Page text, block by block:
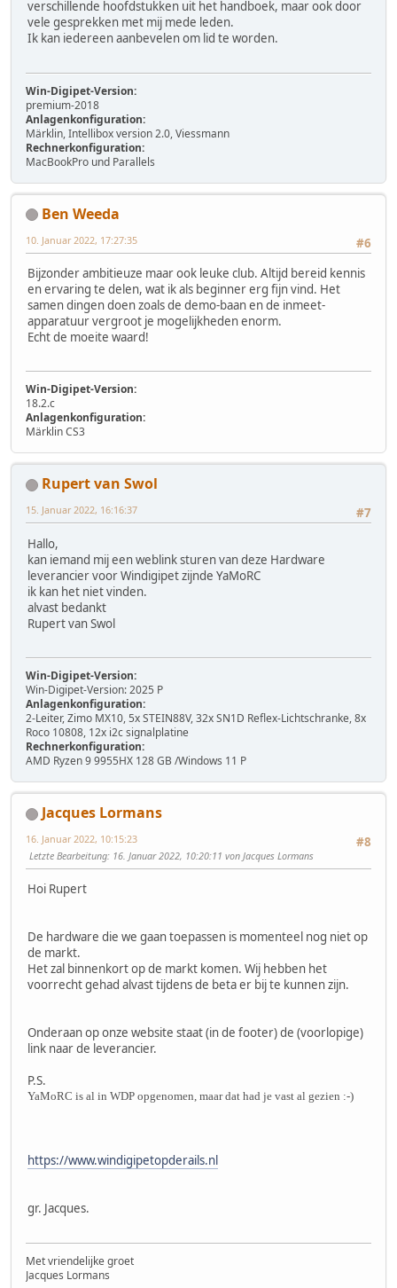
verschillende hoofdstukken uit het handboek, maar ook door
vele gesprekken met mij mede leden.
Ik kan iedereen aanbevelen om lid te worden.
Win-Digipet-Version:
premium-2018
Anlagenkonfiguration:
Märklin, Intellibox version 2.0, Viessmann
Rechnerkonfiguration:
MacBookPro und Parallels
Ben Weeda
#6
10. Januar 2022, 17:27:35
Bijzonder ambitieuze maar ook leuke club. Altijd bereid kennis
en ervaring te delen, wat ik als beginner erg fijn vind. Het
samen dingen doen zoals de demo-baan en de inmeet-
apparatuur vergroot je mogelijkheden enorm.
Echt de moeite waard!
Win-Digipet-Version:
18.2.c
Anlagenkonfiguration:
Märklin CS3
Rupert van Swol
#7
15. Januar 2022, 16:16:37
Hallo,
kan iemand mij een weblink sturen van deze Hardware
leverancier voor Windigipet zijnde YaMoRC
ik kan het niet vinden.
alvast bedankt
Rupert van Swol
Win-Digipet-Version:
Win-Digipet-Version: 2025 P
Anlagenkonfiguration:
2-Leiter, Zimo MX10, 5x STEIN88V, 32x SN1D Reflex-Lichtschranke, 8x
Roco 10808, 12x i2c signalplatine
Rechnerkonfiguration:
AMD Ryzen 9 9955HX 128 GB /Windows 11 P
Jacques Lormans
#8
16. Januar 2022, 10:15:23
Letzte Bearbeitung: 16. Januar 2022, 10:20:11 von Jacques Lormans
Hoi Rupert
De hardware die we gaan toepassen is momenteel nog niet op
de markt.
Het zal binnenkort op de markt komen. Wij hebben het
voorrecht gehad alvast tijdens de beta er bij te kunnen zijn.
Onderaan op onze website staat (in de footer) de (voorlopige)
link naar de leverancier.
P.S.
YaMoRC is al in WDP opgenomen, maar dat had je vast al gezien :-)
https://www.windigipetopderails.nl
gr. Jacques.
Met vriendelijke groet
Jacques Lormans